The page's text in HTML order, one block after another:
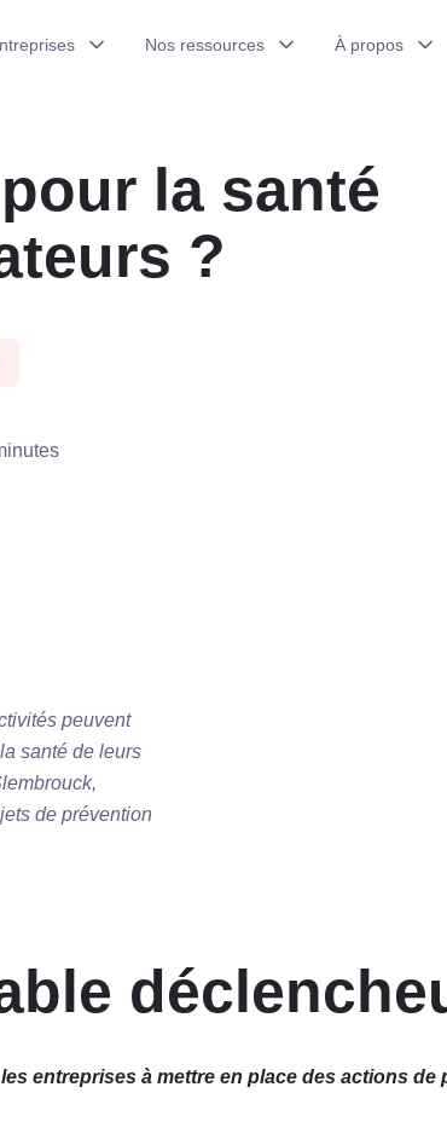
Nos ressources À propos
la santé
?
peuvent
santé de leurs
de prévention
entreprises à mettre en place des actions de